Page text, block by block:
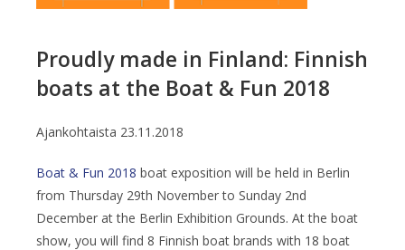
Proudly made in Finland: Finnish
boats at the Boat & Fun 2018
Ajankohtaista 23.11.2018
Boat & Fun 2018 boat exposition will be held in Berlin
from Thursday 29th November to Sunday 2nd
December at the Berlin Exhibition Grounds. At the boat
show, you will find 8 Finnish boat brands with 18 boat